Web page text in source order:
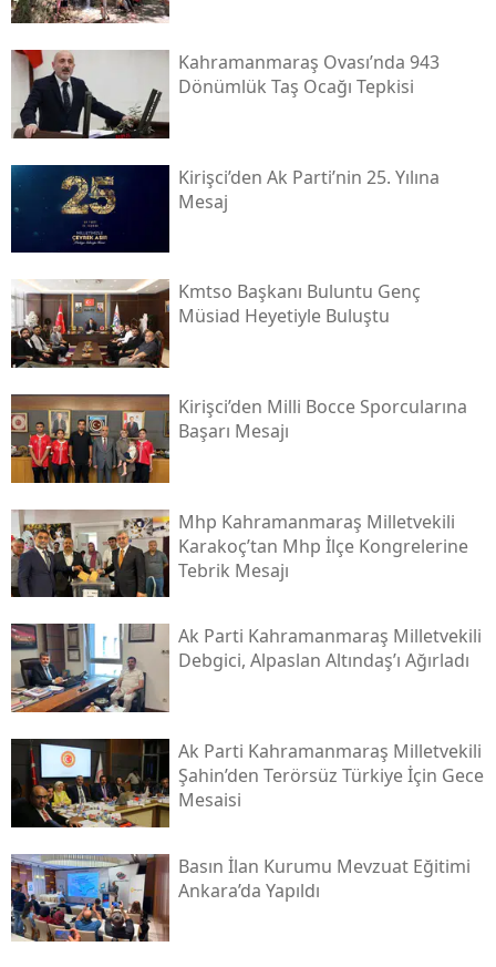
Kahramanmaraş Ovası’nda 943
Dönümlük Taş Ocağı Tepkisi
Kirişci’den Ak Parti’nin 25. Yılına
Mesaj
Kmtso Başkanı Buluntu Genç
Müsi̇ad Heyetiyle Buluştu
Kirişci’den Milli Bocce Sporcularına
Başarı Mesajı
Mhp Kahramanmaraş Milletvekili
Karakoç’tan Mhp İlçe Kongrelerine
Tebrik Mesajı
Ak Parti Kahramanmaraş Milletvekili
Debgici, Alpaslan Altındaş’ı Ağırladı
Ak Parti Kahramanmaraş Milletvekili
Şahin’den Terörsüz Türkiye İçin Gece
Mesaisi
Basın İlan Kurumu Mevzuat Eğitimi
Ankara’da Yapıldı